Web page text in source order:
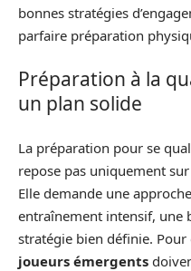
bonnes stratégies
parfaire préparation
Préparation à la
un plan solide
La préparation pour se
repose pas uniquement
Elle demande une
entraînement intensif, une
stratégie bien définie.
joueurs émergents